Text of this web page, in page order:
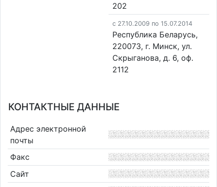
202
c 27.10.2009 по 15.07.2014
Республика Беларусь,
220073, г. Минск, ул.
Скрыганова, д. 6, оф.
2112
КОНТАКТНЫЕ ДАННЫЕ
Адрес электронной
почты
Факс
Сайт